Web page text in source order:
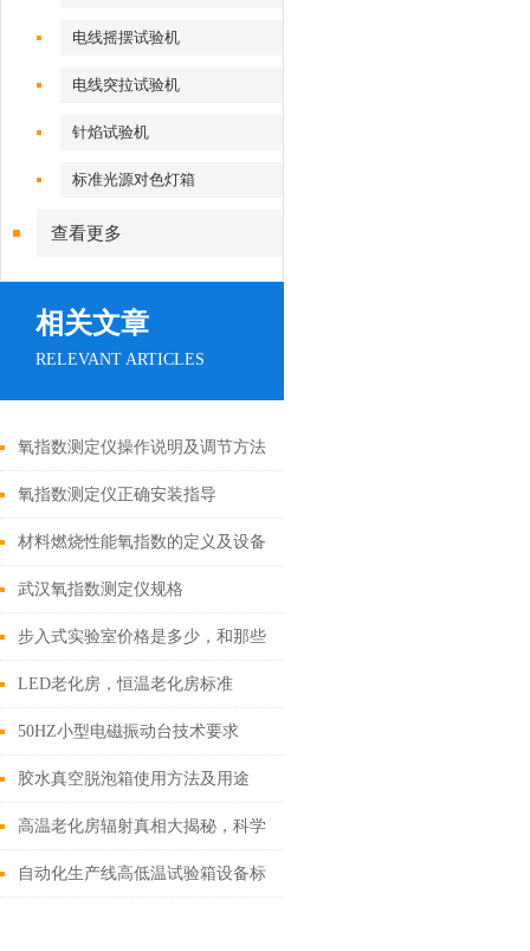
电线摇摆试验机
电线突拉试验机
针焰试验机
标准光源对色灯箱
查看更多
相关文章
RELEVANT ARTICLES
氧指数测定仪操作说明及调节方法
氧指数测定仪正确安装指导
材料燃烧性能氧指数的定义及设备
操作注意
武汉氧指数测定仪规格
步入式实验室价格是多少，和那些
技术要求有关
LED老化房，恒温老化房标准
50HZ小型电磁振动台技术要求
胶水真空脱泡箱使用方法及用途
高温老化房辐射真相大揭秘，科学
解析“热环境”下的安全边界
自动化生产线高低温试验箱设备标